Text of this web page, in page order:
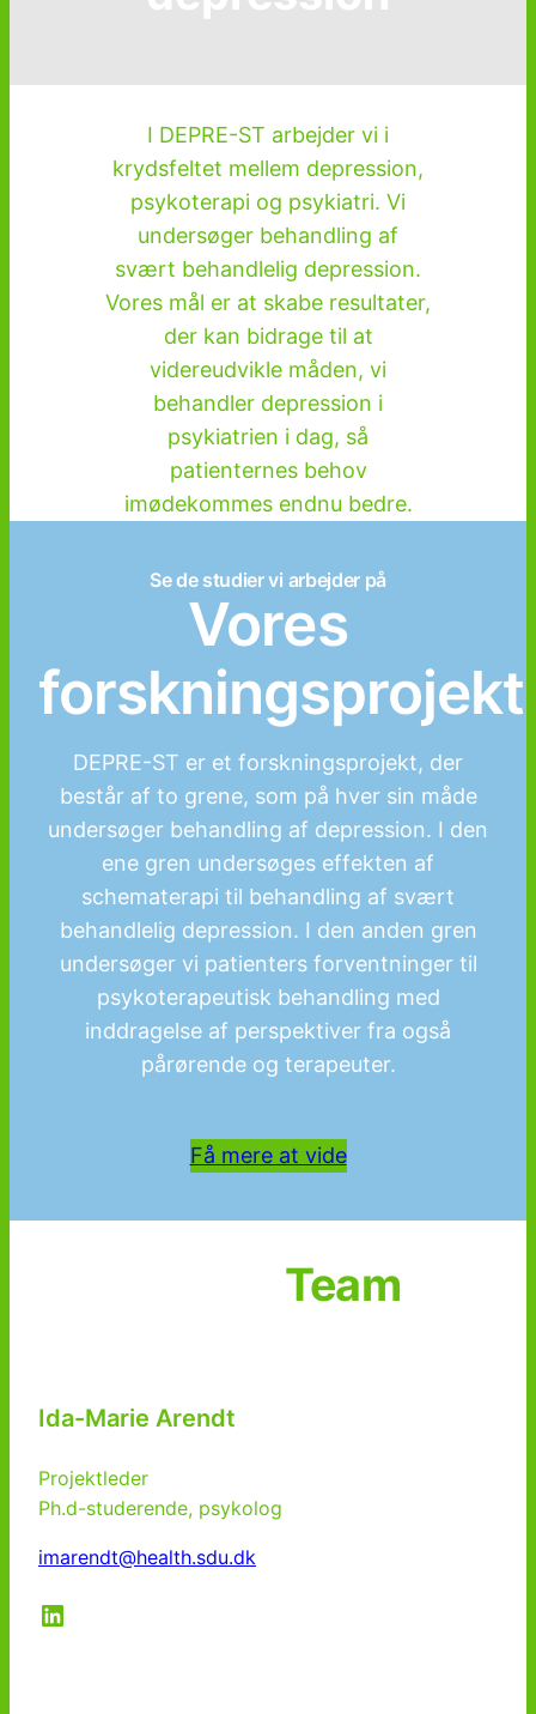
I DEPRE-ST arbejder vi i
krydsfeltet mellem depression,
psykoterapi og psykiatri. Vi
undersøger behandling af
svært behandlelig depression.
Vores mål er at skabe resultater,
der kan bidrage til at
videreudvikle måden, vi
behandler depression i
psykiatrien i dag, så
patienternes behov
imødekommes endnu bedre.
Se de studier vi arbejder på
Vores
forskningsprojekt
DEPRE-ST er et forskningsprojekt, der
består af to grene, som på hver sin måde
undersøger behandling af depression. I den
ene gren undersøges effekten af
schematerapi til behandling af svært
behandlelig depression. I den anden gren
undersøger vi patienters forventninger til
psykoterapeutisk behandling med
inddragelse af perspektiver fra også
pårørende og terapeuter.
Få mere at vide
Team
Ida-Marie Arendt
Projektleder
Ph.d-studerende, psykolog
imarendt@health.sdu.dk
LinkedIn